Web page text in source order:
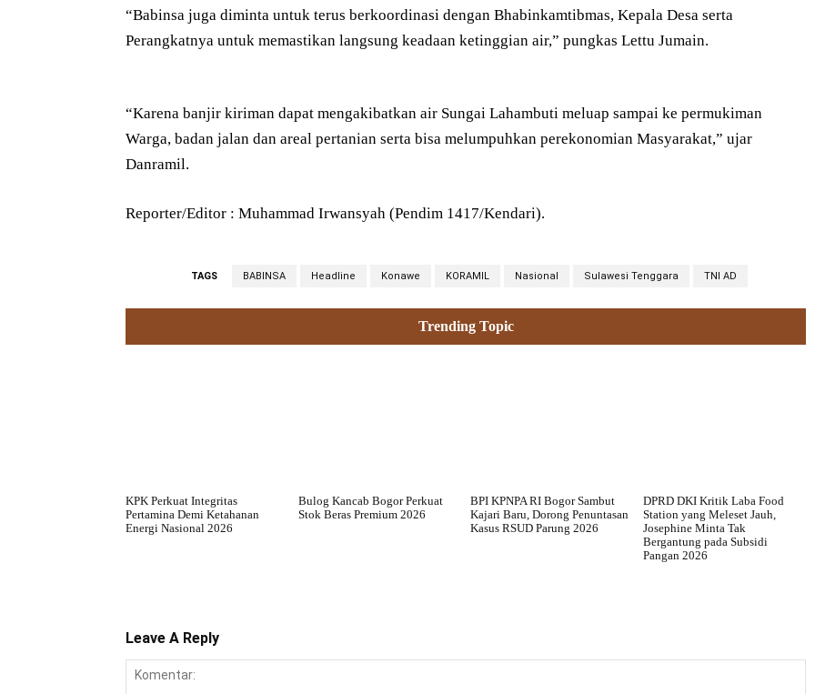
“Babinsa juga diminta untuk terus berkoordinasi dengan Bhabinkamtibmas, Kepala Desa serta
Perangkatnya untuk memastikan langsung keadaan ketinggian air,” pungkas Lettu Jumain.
“Karena banjir kiriman dapat mengakibatkan air Sungai Lahambuti meluap sampai ke permukiman
Warga, badan jalan dan areal pertanian serta bisa melumpuhkan perekonomian Masyarakat,” ujar
Danramil.
Reporter/Editor : Muhammad Irwansyah (Pendim 1417/Kendari).
TAGS BABINSA Headline Konawe KORAMIL Nasional Sulawesi Tenggara TNI AD
Trending Topic
KPK Perkuat Integritas
Pertamina Demi Ketahanan
Energi Nasional 2026
Bulog Kancab Bogor Perkuat
Stok Beras Premium 2026
BPI KPNPA RI Bogor Sambut
Kajari Baru, Dorong Penuntasan
Kasus RSUD Parung 2026
DPRD DKI Kritik Laba Food
Station yang Meleset Jauh,
Josephine Minta Tak
Bergantung pada Subsidi
Pangan 2026
Leave A Reply